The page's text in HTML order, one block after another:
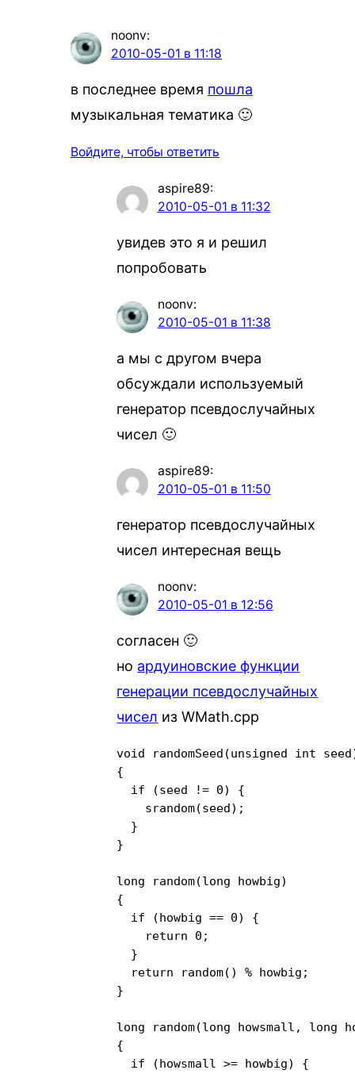
noonv:
2010-05-01 в 11:18
в последнее время пошла
музыкальная тематика 🙂
Войдите, чтобы ответить
aspire89:
2010-05-01 в 11:32
увидев это я и решил
попробовать
noonv:
2010-05-01 в 11:38
а мы с другом вчера
обсуждали используемый
генератор псевдослучайных
чисел 🙂
aspire89:
2010-05-01 в 11:50
генератор псевдослучайных
чисел интересная вещь
noonv:
2010-05-01 в 12:56
согласен 🙂
но ардуиновские функции
генерации псевдослучайных
чисел из WMath.cpp
void randomSeed(unsigned int
{
  if (seed != 0) {
    srandom(seed);
  }
}
long random(long howbig)
{
  if (howbig == 0) {
    return 0;
  }
  return random() % howbig;
}
long random(long howsmall, long
{
  if (howsmall >= howbig) {